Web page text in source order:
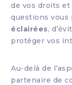
de vos droits
questions vous
éclairées,
protéger vos
Au-delà de
partenaire de